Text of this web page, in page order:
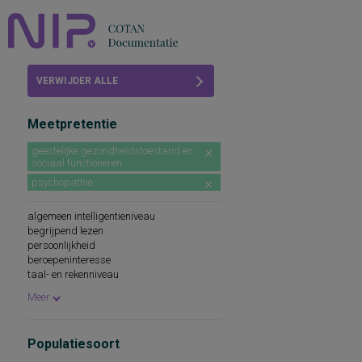
Abonneren
VERWIJDER ALLE
Meetpretentie
geestelijke gezondheidstoestand en
sociaal functioneren
psychopathie
algemeen intelligentieniveau
begrijpend lezen
persoonlijkheid
beroepeninteresse
taal- en rekenniveau
spellingsvaardigheid
persoonlijkheidseigenschappen
Meer
Populatiesoort